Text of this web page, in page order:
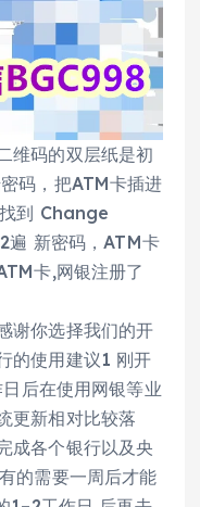
维码的双层纸是初
码，把ATM卡插进
到 Change
遍 新密码，ATM卡
卡,网银注册了
谢你选择我们的开
的使用建议1 刚开
后在使用网银等业
更新相对比较落
成各个银行以及央
的需要一周后才能